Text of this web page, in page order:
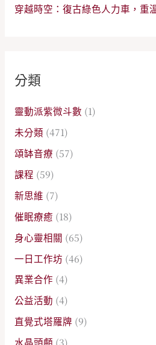
穿越時空：復古綠色人力車，重
分類
靈動派紫微斗數 (1)
未分類 (471)
頌缽音療 (57)
課程 (59)
新思維 (7)
催眠療癒 (18)
身心靈相關 (65)
一日工作坊 (46)
異業合作 (4)
公益活動 (4)
直覺式塔羅牌 (9)
水晶頭顱 (3)